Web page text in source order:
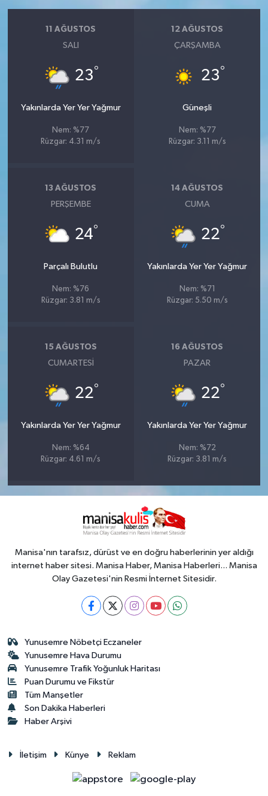
11 AĞUSTOS
SALI
23°
Yakınlarda Yer Yer Yağmur
Nem: %77
Rüzgar: 4.31 m/s
12 AĞUSTOS
ÇARŞAMBA
23°
Güneşli
Nem: %77
Rüzgar: 3.11 m/s
13 AĞUSTOS
PERŞEMBE
24°
Parçalı Bulutlu
Nem: %76
Rüzgar: 3.81 m/s
14 AĞUSTOS
CUMA
22°
Yakınlarda Yer Yer Yağmur
Nem: %71
Rüzgar: 5.50 m/s
15 AĞUSTOS
CUMARTESI
22°
Yakınlarda Yer Yer Yağmur
Nem: %64
Rüzgar: 4.61 m/s
16 AĞUSTOS
PAZAR
22°
Yakınlarda Yer Yer Yağmur
Nem: %72
Rüzgar: 3.81 m/s
Manisa'nın tarafsız, dürüst ve en doğru haberlerinin yer aldığı
internet haber sitesi. Manisa Haber, Manisa Haberleri... Manisa
Olay Gazetesi'nin Resmi İnternet Sitesidir.
Yunusemre Nöbetçi Eczaneler
Yunusemre Hava Durumu
Yunusemre Trafik Yoğunluk Haritası
Puan Durumu ve Fikstür
Tüm Manşetler
Son Dakika Haberleri
Haber Arşivi
İletişim Künye Reklam